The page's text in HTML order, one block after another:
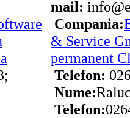
mail:
Compania:
& Service
permanent
Telefon:
Nume:
Telefon: